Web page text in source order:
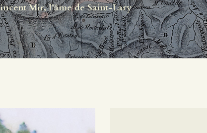
Mir, l’âme de Saint-Lary